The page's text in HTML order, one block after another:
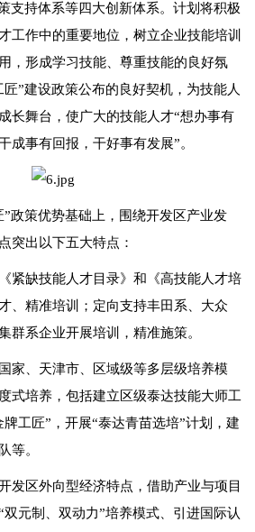
支持体系等四大创新体系。计划将积极
工作中的重要地位，树立企业技能培训
，形成学习技能、尊重技能的良好氛
”建设政策公布的良好契机，为技能人
长舞台，使广大的技能人才“想办事有
成事有回报，干好事有发展”。
”政策优势基础上，围绕开发区产业发
突出以下五大特点：
紧缺技能人才目录》和《高技能人才培
、精准培训；定向支持丰田系、大众
群系企业开展培训，精准施策。
家、天津市、区域级等多层级培养模
式培养，包括建立区级泰达技能大师工
工匠”，开展“泰达青苗选培”计划，建
等。
发区外向型经济特点，借助产业与项目
元制、双动力”培养模式、引进国际认